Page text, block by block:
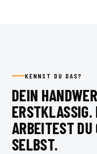
KENNST DU DAS?
DEIN
ERSTKLASSIG.
ARBEITEST DU
SELBST.